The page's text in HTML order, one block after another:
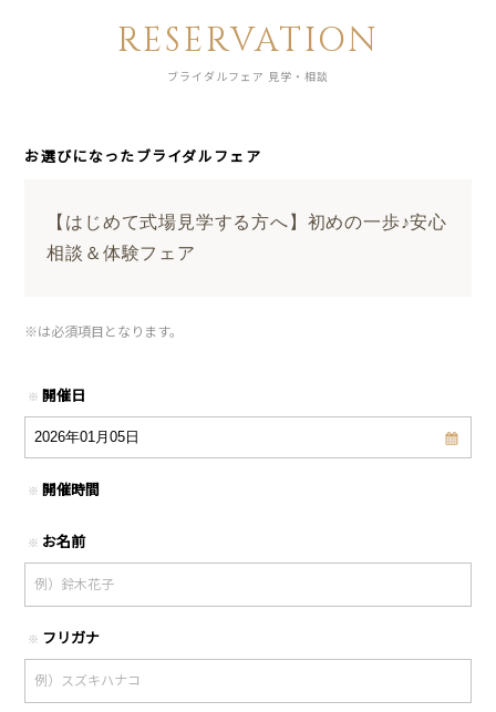
RESERVATION
ブライダルフェア 見学・相談
お選びになったブライダルフェア
【はじめて式場見学する方へ】初めの一歩♪安心
相談＆体験フェア
※は必須項目となります。
※ 開催日
※ 開催時間
※ お名前
※ フリガナ